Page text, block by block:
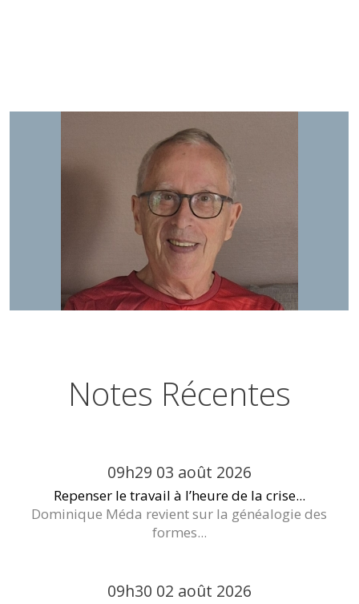
Notes Récentes
09h29 03 août 2026
Repenser le travail à l’heure de la crise...
Dominique Méda revient sur la généalogie des
formes...
09h30 02 août 2026